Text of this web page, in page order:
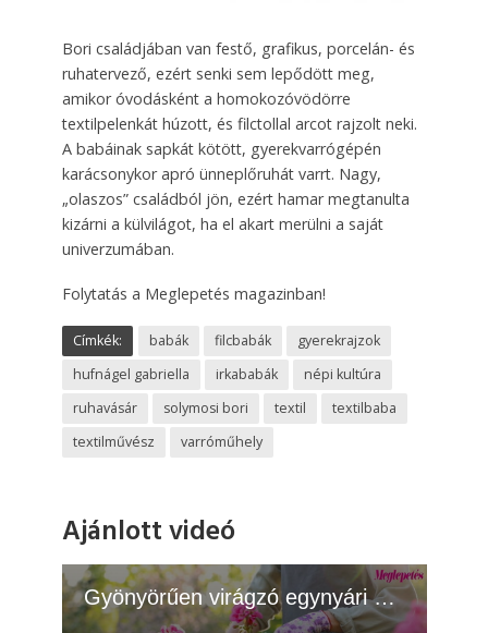
Bori családjában van festő, grafikus, porcelán- és
ruhatervező, ezért senki sem lepődött meg,
amikor óvodásként a homokozóvödörre
textilpelenkát húzott, és filctollal arcot rajzolt neki.
A babáinak sapkát kötött, gyerekvarrógépén
karácsonykor apró ünneplőruhát varrt. Nagy,
„olaszos” családból jön, ezért hamar megtanulta
kizárni a külvilágot, ha el akart merülni a saját
univerzumában.
Folytatás a Meglepetés magazinban!
Címkék: babák filcbabák
gyerekrajzok
hufnágel gabriella
irkababák
népi kultúra
ruhavásár
solymosi bori textil
textilbaba
textilművész
varróműhely
Ajánlott videó
Gyönyörűen virágzó egynyári növény, ami cserépben is bírja az extrém hőséget